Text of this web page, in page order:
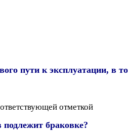
пути к эксплуатации, в
отметкой
браковке?